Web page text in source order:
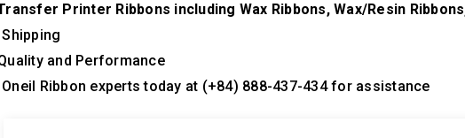
Printer Ribbons including Wax Ribbons, Wax/Resin
and Performance
Ribbon experts today at (+84) 888-437-434 for assistance